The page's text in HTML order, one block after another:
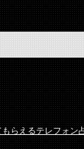
らえるテレフォン